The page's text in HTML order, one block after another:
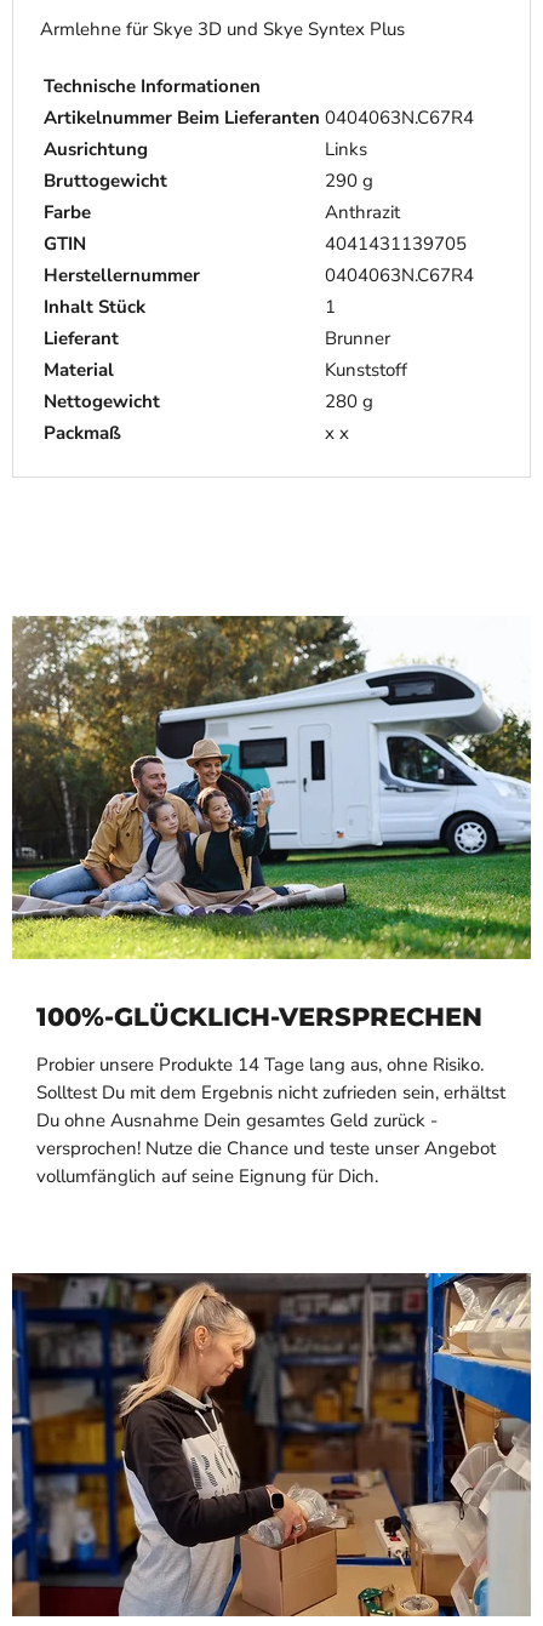
Armlehne für Skye 3D und Skye Syntex Plus
Technische Informationen
Artikelnummer Beim Lieferanten 0404063N.C67R4
Ausrichtung
Links
Bruttogewicht
290 g
Farbe
Anthrazit
GTIN
4041431139705
Herstellernummer
0404063N.C67R4
Inhalt Stück
1
Lieferant
Brunner
Material
Kunststoff
Nettogewicht
280 g
Packmaß
x x
100%-GLÜCKLICH-VERSPRECHEN
Probier unsere Produkte 14 Tage lang aus, ohne Risiko.
Solltest Du mit dem Ergebnis nicht zufrieden sein, erhältst
Du ohne Ausnahme Dein gesamtes Geld zurück -
versprochen! Nutze die Chance und teste unser Angebot
vollumfänglich auf seine Eignung für Dich.